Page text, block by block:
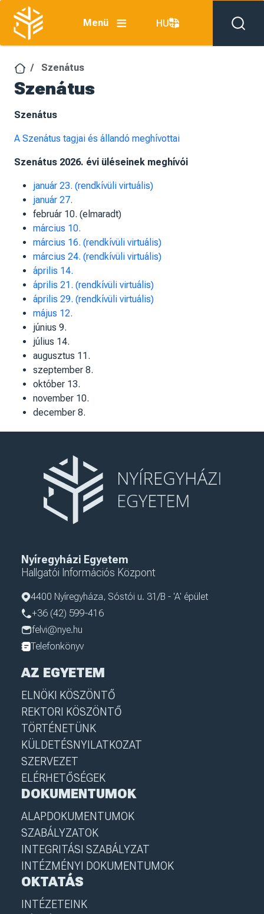
Ugrás a tartalomra
Menü
HU
Szenátus
Szenátus
Szenátus
A Szenátus tagjai és állandó meghívottai
Szenátus 2026. évi üléseinek meghívói
január 23. (rendkívüli virtuális)
január 27.
február 10. (elmaradt)
március 10.
március 16. (rendkívüli virtuális)
március 24. (rendkívüli virtuális)
április 14.
április 21. (rendkívüli virtuális)
április 29. (rendkívüli virtuális)
május 12.
június 9.
július 14.
augusztus 11.
szeptember 8.
október 13.
november 10.
december 8.
Nyíregyházi Egyetem
Hallgatói Információs Központ
4400 Nyíregyháza, Sóstói u. 31/B - 'A' épület
+36 (42) 599-416
felvi@nye.hu
Telefonkönyv
AZ EGYETEM
ELNÖKI KÖSZÖNTŐ
REKTORI KÖSZÖNTŐ
TÖRTÉNETÜNK
KÜLDETÉSNYILATKOZAT
SZERVEZET
ELÉRHETŐSÉGEK
DOKUMENTUMOK
ALAPDOKUMENTUMOK
SZABÁLYZATOK
INTEGRITÁSI SZABÁLYZAT
INTÉZMÉNYI DOKUMENTUMOK
OKTATÁS
INTÉZETEINK